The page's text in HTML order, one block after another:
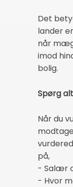
Det
lander
når
imod
bolig.
Spørg
Når du
på,
- Salær
- Hvor